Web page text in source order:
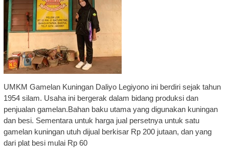
UMKM Gamelan Kuningan Daliyo Legiyono ini berdiri sejak tahun
1954 silam. Usaha ini bergerak dalam bidang produksi dan
penjualan gamelan.Bahan baku utama yang digunakan kuningan
dan besi. Sementara untuk harga jual persetnya untuk satu
gamelan kuningan utuh dijual berkisar Rp 200 jutaan, dan yang
dari plat besi mulai Rp 60